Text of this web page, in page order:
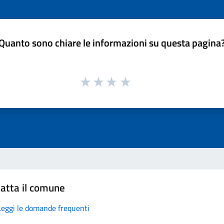
sono chiare le informazioni su questa
il comune
le domande frequenti